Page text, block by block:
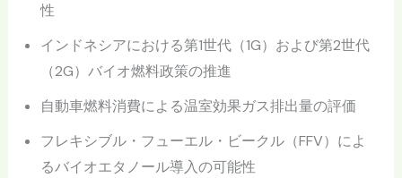
性
インドネシアにおける第1世代（1G）および第2世代
（2G）バイオ燃料政策の推進
自動車燃料消費による温室効果ガス排出量の評価
フレキシブル・フューエル・ビークル（FFV）によ
るバイオエタノール導入の可能性